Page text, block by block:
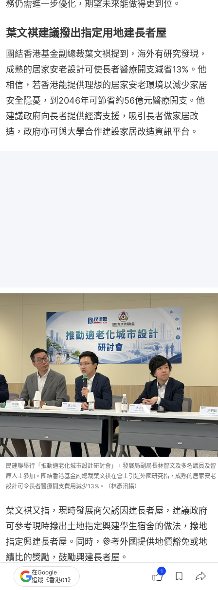
務仍需進一步優化，期望未來能做得更到位。
葉文褀建議撥出指定用地建長者屋
團結香港基金副總裁葉文褀提到，海外有研究發現，
成熟的居家安老設計可使長者醫療開支減省13%。他
相信，若香港能提供理想的居家安老環境以減少家居
安全隱憂，到2046年可節省約56億元醫療開支。他
建議政府向長者提供經濟支援，吸引長者做家居改
造，政府亦可與大學合作建設家居改造資訊平台。
民建聯舉行「推動適老化城市設計研討會」，發展局副局長林智文及多名議員及智
庫人士參加。團結香港基金副總裁葉文祺在會上引述外國研究指，成熟的居家安老
設計可令長者醫療開支費用減少13%。（林彥汛攝）
葉文褀又指，現時發展商欠誘因建長者屋，建議政府
可參考現時撥出土地指定興建學生宿舍的做法，撥地
指定興建長者屋。同時，參考外國提供地價豁免或地
績比的獎勵，鼓勵興建長者屋。
團結香港基金6項建議推動居家安老 料年減逾56億
在Google
追蹤《香港01》
1